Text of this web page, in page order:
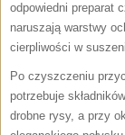
odpowiedni preparat
naruszają warstwy
cierpliwości w
Po czyszczeniu
potrzebuje
drobne rysy, a przy